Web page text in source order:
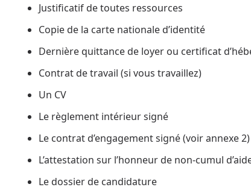
Justificatif de toutes ressources
Copie de la carte nationale d’identité
Dernière quittance de loyer ou certificat
Contrat de travail (si vous travaillez)
Un CV
Le règlement intérieur signé
Le contrat d’engagement signé (voir annexe 2)
L’attestation sur l’honneur de non-cumul
Le dossier de candidature